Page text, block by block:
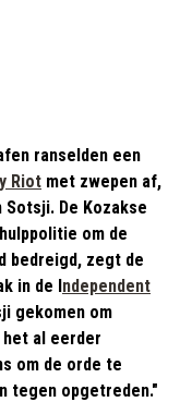
ranselden een
Riot met zwepen af,
De Kozakse
om de
bedreigd, zegt de
in de Independent
gekomen om
het al eerder
om de orde te
tegen opgetreden."